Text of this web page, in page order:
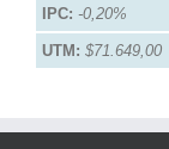
IPC: -0,20%
UTM: $71.649,00